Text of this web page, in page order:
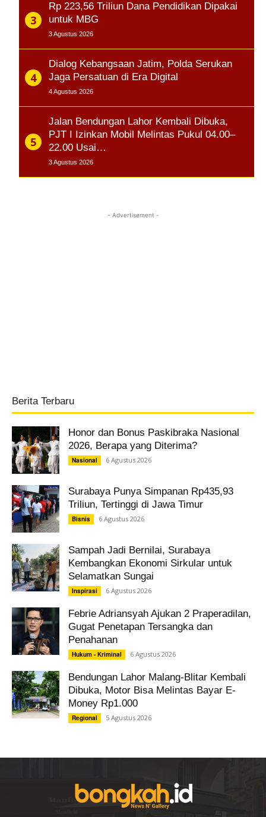
Rp 223,56 Triliun Dana Pendidikan Dipakai
untuk MBG
3 Agustus 2026
Dialog Kebangsaan Jatim, Polda Serukan
Jaga Persatuan di Era Digital
4 Agustus 2026
Jalan Bendungan Lahor Kembali Dibuka,
PJT I Izinkan Mobil Melintas Pukul 04.00–
22.00 Usai…
3 Agustus 2026
- Advertisement -
Berita Terbaru
Honor dan Bonus Paskibraka Nasional
2026, Berapa yang Diterima?
Nasional 6 Agustus 2026
Surabaya Punya Simpanan Rp435,93
Triliun, Tertinggi di Jawa Timur
Bisnis 6 Agustus 2026
Sampah Jadi Bernilai, Surabaya
Kembangkan Ekonomi Sirkular untuk
Selamatkan Sungai
Inspirasi 6 Agustus 2026
Febrie Adriansyah Ajukan 2 Praperadilan,
Gugat Penetapan Tersangka dan
Penahanan
Hukum - Kriminal 6 Agustus 2026
Bendungan Lahor Malang-Blitar Kembali
Dibuka, Motor Bisa Melintas Bayar E-
Money Rp1.000
Regional 5 Agustus 2026